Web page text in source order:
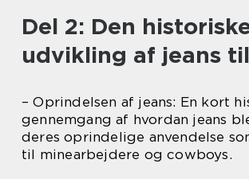
Del 2: Den
udvikling af jeans
– Oprindelsen af jeans: En kort
gennemgang af hvordan jeans
deres oprindelige anvendelse
til minearbejdere og cowboys.